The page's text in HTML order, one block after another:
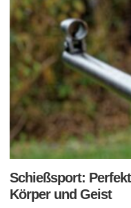
Schießsport:
Körper und Geist